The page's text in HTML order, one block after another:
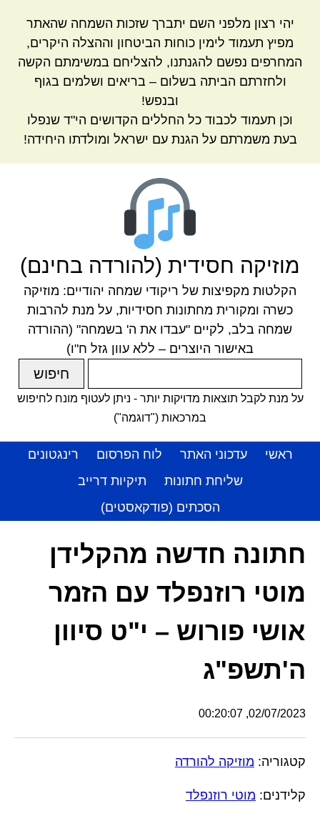
יהי רצון מלפני השם יתברך שזכות השמחה שהאתר
מפיץ תעמוד לימין כוחות הביטחון וההצלה היקרים,
המחרפים נפשם להגנתנו, להצליחם במשימתם הקשה
ולחזרתם הביתה בשלום – בריאים ושלמים בגוף
ובנפש!
וכן תעמוד לכבוד כל החללים הקדושים הי"ד שנפלו
בעת משמרתם על הגנת עם ישראל ומולדתו היחידה!
מוזיקה חסידית (להורדה בחינם)
הקלטות מקפיצות של ריקודי שמחה יהודיים: מוזיקה
כשרה ומקורית מחתונות חסידיות, על מנת להרבות
שמחה בלב, לקיים "עבדו את ה' בשמחה" (ההורדה
באישור היוצרים – ללא עוון גזל ח"ו)
על מנת לקבל תוצאות מדויקות יותר - ניתן לעטוף מונח לחיפוש
במרכאות ("דוגמה")
ראשי עדכוני האתר לוח הפרסום
רינגטונים
שליחת חתונות
תיקיות דרייב
הסכתים (פודקאסטים)
חתונה חדשה מהקלידן
מוטי רוזנפלד עם הזמר
אושי פורוש – י"ט סיוון
ה'תשפ"ג
02/07/2023, 00:20:07
קטגוריה: מוזיקה להורדה
קלידנים: מוטי רוזנפלד